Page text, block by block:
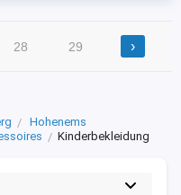
28 29 ›
Hohenems
Kinderbekleidung